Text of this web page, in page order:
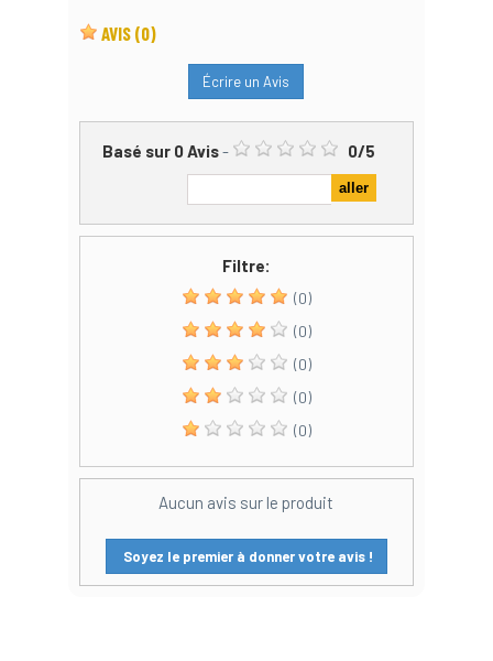
AVIS (0)
Écrire un Avis
Basé sur 0Avis- 0/5
Filtre:
(0)
(0)
(0)
(0)
(0)
Aucun avis sur le produit
Soyez le premier à donner votre avis !